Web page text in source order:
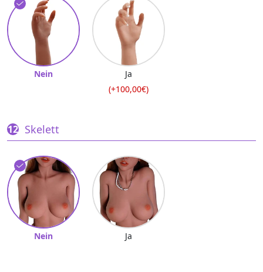
Nein
Ja
(+100,00€)
Skelett
Nein Ja